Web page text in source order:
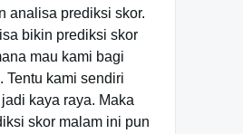
analisa prediksi skor.
bikin prediksi skor
mau kami bagi
Tentu kami sendiri
kaya raya. Maka
skor malam ini pun